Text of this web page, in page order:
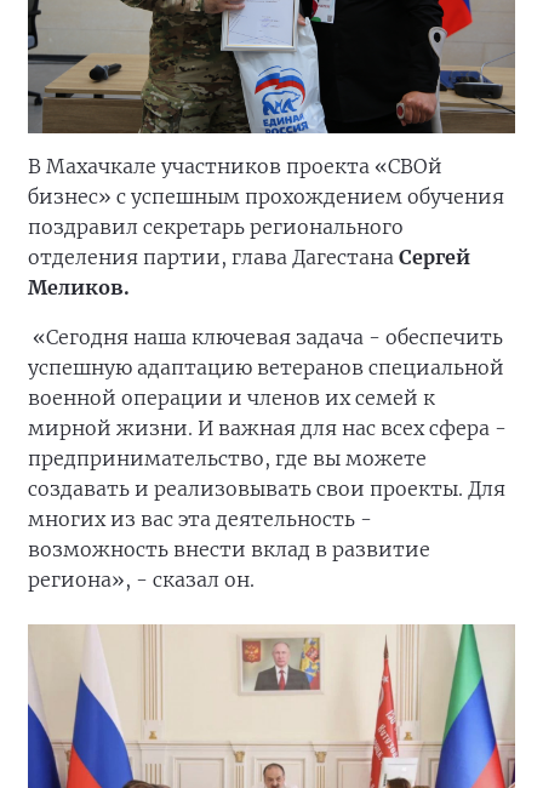
В Махачкале участников проекта «СВОй
бизнес» с успешным прохождением обучения
поздравил секретарь регионального
отделения партии, глава Дагестана Сергей
Меликов.
«Сегодня наша ключевая задача - обеспечить
успешную адаптацию ветеранов специальной
военной операции и членов их семей к
мирной жизни. И важная для нас всех сфера -
предпринимательство, где вы можете
создавать и реализовывать свои проекты. Для
многих из вас эта деятельность -
возможность внести вклад в развитие
региона», - сказал он.